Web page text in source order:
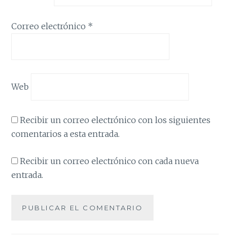
Correo electrónico *
Web
Recibir un correo electrónico con los siguientes
comentarios a esta entrada.
Recibir un correo electrónico con cada nueva
entrada.